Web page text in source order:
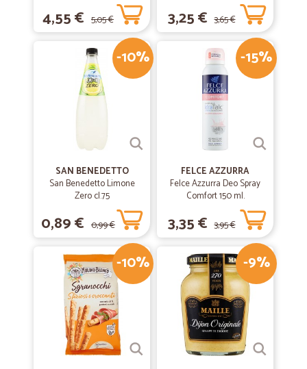
4,55 € 5,05 € 3,25 € 3,65 €
-10%
SAN BENEDETTO
San Benedetto Limone
Zero cl.75
0,89 € 0,99 €
-15%
FELCE AZZURRA
Felce Azzurra Deo Spray
Comfort 150 ml.
3,35 € 3,95 €
-10% -9%